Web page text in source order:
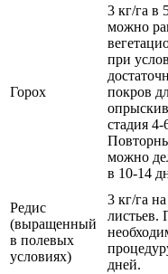
Горох
3 кг/га в
можно
при
покров
стадия 4-
можно
в 10-14
Редис
(выращенный
в полевых
условиях)
3 кг/га
листьев.
дней.